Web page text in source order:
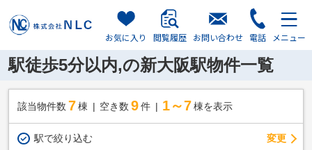
お気に入り 閲覧履歴 お問い合わせ 電話 メニュー
駅徒歩5分以内,の新大阪駅物件一覧
該当物件数 7棟 空き数 9 件 1～7 棟を表示
駅で絞り込む 変更